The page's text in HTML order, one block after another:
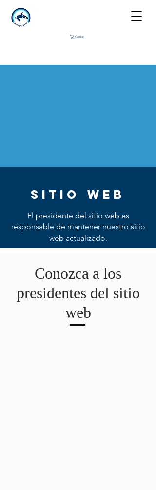
Carrito
SITIO WEB
El presidente del sitio web es
responsable de mantener nuestro sitio
web actualizado.
Conozca a los
presidentes del sitio
web